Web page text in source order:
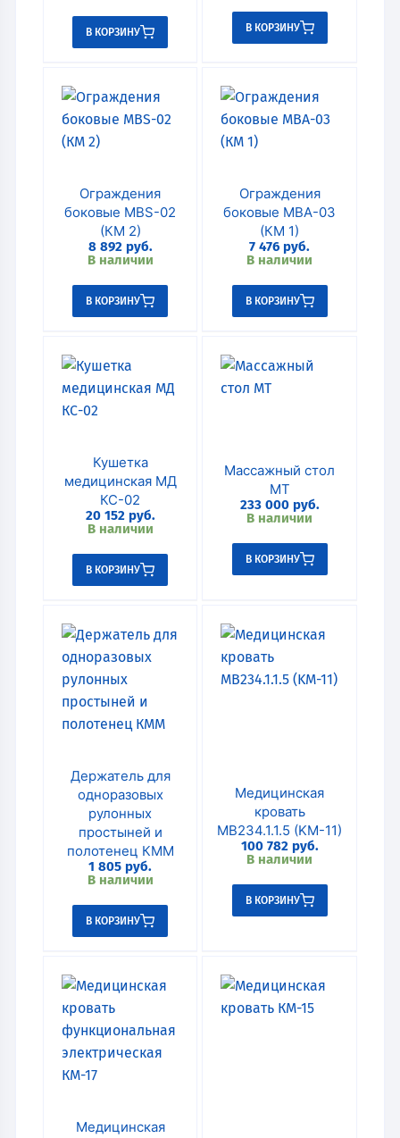
В КОРЗИНУ В КОРЗИНУ
Ограждения
боковые MBS-02
(КМ 2)
8 892 руб.
В наличии
В КОРЗИНУ
Ограждения
боковые MBA-03
(КМ 1)
7 476 руб.
В наличии
В КОРЗИНУ
Кушетка
медицинская МД
КС-02
20 152 руб.
В наличии
В КОРЗИНУ
Массажный стол
МТ
233 000 руб.
В наличии
В КОРЗИНУ
Держатель для
одноразовых
рулонных
простыней и
полотенец КММ
1 805 руб.
В наличии
В КОРЗИНУ
Медицинская
кровать
MB234.1.1.5 (KM-11)
100 782 руб.
В наличии
В КОРЗИНУ
Медицинская